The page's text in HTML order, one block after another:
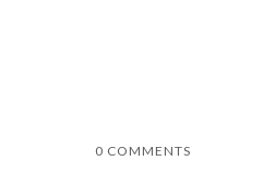
0 COMMENTS